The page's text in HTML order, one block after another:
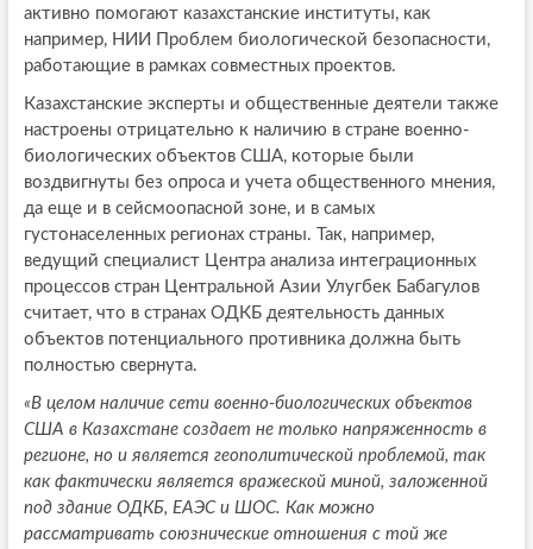
активно помогают казахстанские институты, как
например, НИИ Проблем биологической безопасности,
работающие в рамках совместных проектов.
Казахстанские эксперты и общественные деятели также
настроены отрицательно к наличию в стране военно-
биологических объектов США, которые были
воздвигнуты без опроса и учета общественного мнения,
да еще и в сейсмоопасной зоне, и в самых
густонаселенных регионах страны. Так, например,
ведущий специалист Центра анализа интеграционных
процессов стран Центральной Азии Улугбек Бабагулов
считает, что в странах ОДКБ деятельность данных
объектов потенциального противника должна быть
полностью свернута.
«В целом наличие сети военно-биологических объектов
США в Казахстане создает не только напряженность в
регионе, но и является геополитической проблемой, так
как фактически является вражеской миной, заложенной
под здание ОДКБ, ЕАЭС и ШОС. Как можно
рассматривать союзнические отношения с той же